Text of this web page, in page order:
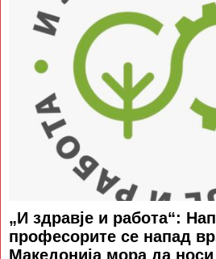
„И здравје и работа“:
професорите се напад
Македонија мора да